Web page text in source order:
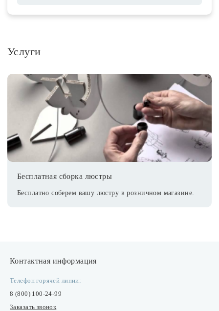
Услуги
Бесплатная сборка люстры
Бесплатно соберем вашу люстру в розничном магазине.
Контактная информация
Телефон горячей линии:
8 (800) 100-24-99
Заказать звонок